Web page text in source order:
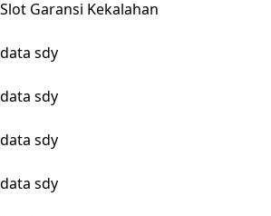
Slot Garansi Kekalahan
data sdy
data sdy
data sdy
data sdy